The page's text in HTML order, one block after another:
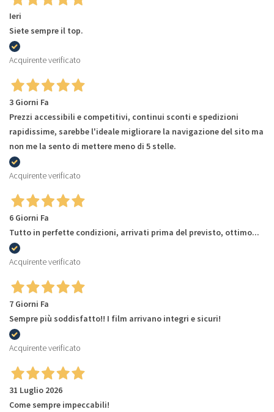
Ieri
Siete sempre il top.
Acquirente verificato
3 Giorni Fa
Prezzi accessibili e competitivi, continui sconti e spedizioni
rapidissime, sarebbe l'ideale migliorare la navigazione del sito ma
non me la sento di mettere meno di 5 stelle.
Acquirente verificato
6 Giorni Fa
Tutto in perfette condizioni, arrivati prima del previsto, ottimo...
Acquirente verificato
7 Giorni Fa
Sempre più soddisfatto!! I film arrivano integri e sicuri!
Acquirente verificato
31 Luglio 2026
Come sempre impeccabili!